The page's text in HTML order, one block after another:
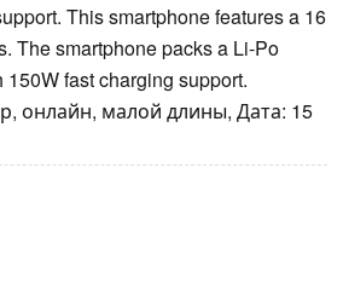
This smartphone features a 16
The smartphone packs a Li-Po
fast charging support.
онлайн, малой длины, Дата: 15